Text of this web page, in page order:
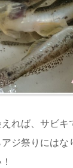
れば、サビキ
ジ祭りにはな